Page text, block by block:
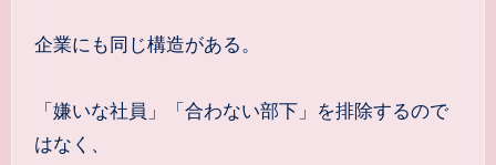
企業にも同じ構造がある。
「嫌いな社員」「合わない部下」を排除するので
はなく、